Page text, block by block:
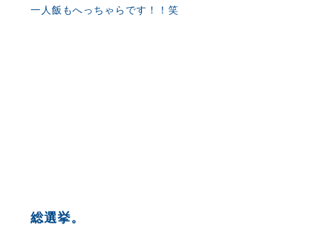
一人飯もへっちゃらです！！笑
総選挙。